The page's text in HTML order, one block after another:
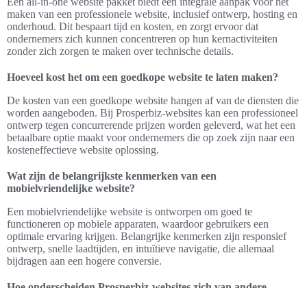
Het combineren van uitstekende website hosting met een
professioneel ontwerp vormt een krachtige basis voor iedere online
onderneming. Door aandacht te besteden aan deze cruciale
elementen, kan men niet alleen de gebruikerservaring verbeteren,
maar ook de kans op succes maximaliseren.
Wat zijn de voordelen van een allemaal-in-één website pakket?
Een all-in-one website pakket biedt een integrale aanpak voor het
maken van een professionele website, inclusief ontwerp, hosting en
onderhoud. Dit bespaart tijd en kosten, en zorgt ervoor dat
ondernemers zich kunnen concentreren op hun kernactiviteiten
zonder zich zorgen te maken over technische details.
Hoeveel kost het om een goedkope website te laten maken?
De kosten van een goedkope website hangen af van de diensten die
worden aangeboden. Bij Prosperbiz-websites kan een professioneel
ontwerp tegen concurrerende prijzen worden geleverd, wat het een
betaalbare optie maakt voor ondernemers die op zoek zijn naar een
kosteneffectieve website oplossing.